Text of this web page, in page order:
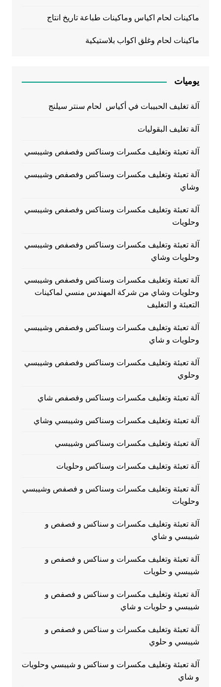
ماكينات لحام اكياس وماكينات طباعة تاريخ انتاج
ماكينات لحام وغلق اكواب بلاستيكية
يوميات
آلة تغليف الحبيبات في أكياس لحام سنتر سيلنج
آلة تغليف البقوليات
آلة تعبئة وتغليف مكسرات وسناكس وفصفص وشيبسي
آلة تعبئة وتغليف مكسرات وسناكس وفصفص وشيبسي
وشاي
آلة تعبئة وتغليف مكسرات وسناكس وفصفص وشيبسي
وحلويات
آلة تعبئة وتغليف مكسرات وسناكس وفصفص وشيبسي
وحلويات وشاي
آلة تعبئة وتغليف مكسرات وسناكس وفصفص وشيبسي
وحلويات وشاي من شركة المهندس منسي لماكينات
التعبئة و التغليف
آلة تعبئة وتغليف مكسرات وسناكس وفصفص وشيبسي
وحلويات و شاي
آلة تعبئة وتغليف مكسرات وسناكس وفصفص وشيبسي
وحلوي
آلة تعبئة وتغليف مكسرات وسناكس وفصفص شاي
آلة تعبئة وتغليف مكسرات وسناكس وشيبسي وشاي
آلة تعبئة وتغليف مكسرات وسناكس وشيبسي
آلة تعبئة وتغليف مكسرات وسناكس وحلويات
آلة تعبئة وتغليف مكسرات وسناكس و فصفص وشيبسي
وحلويات
آلة تعبئة وتغليف مكسرات و سناكس و فصفص و
شيبسي و شاي
آلة تعبئة وتغليف مكسرات و سناكس و فصفص و
شيبسي و حلويات
آلة تعبئة وتغليف مكسرات و سناكس و فصفص و
شيبسي و حلويات و شاي
آلة تعبئة وتغليف مكسرات و سناكس و فصفص و
شيبسي و حلوي
آلة تعبئة وتغليف مكسرات و سناكس و شيبسي وحلويات
و شاي